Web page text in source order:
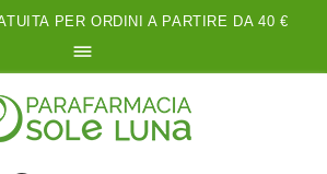
PER ORDINI A PARTIRE DA 40 €
